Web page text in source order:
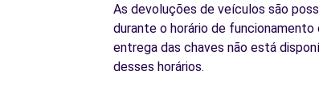
As devoluções de veículos são
durante o horário de funcionamento
entrega das chaves não está
desses horários.